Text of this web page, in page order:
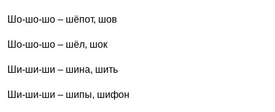
Шо-шо-шо – шёпот, шов
Шо-шо-шо – шёл, шок
Ши-ши-ши – шина, шить
Ши-ши-ши – шипы, шифон